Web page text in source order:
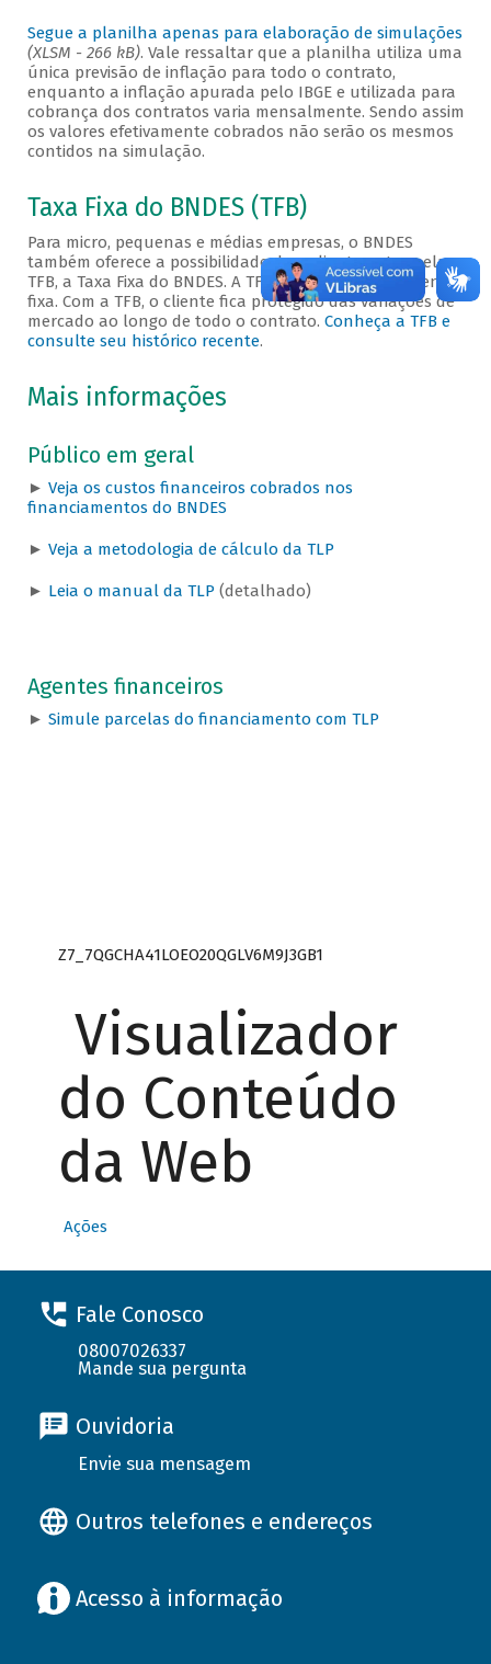
Segue a planilha apenas para elaboração de simulações
(XLSM - 266 kB). Vale ressaltar que a planilha utiliza uma
única previsão de inflação para todo o contrato,
enquanto a inflação apurada pelo IBGE e utilizada para
cobrança dos contratos varia mensalmente. Sendo assim
os valores efetivamente cobrados não serão os mesmos
contidos na simulação.
Taxa Fixa do BNDES (TFB)
Para micro, pequenas e médias empresas, o BNDES
também oferece a possibilidade de o cliente optar pela
TFB, a Taxa Fixa do BNDES. A TFB é uma taxa totalmente
fixa. Com a TFB, o cliente fica protegido das variações de
mercado ao longo de todo o contrato. Conheça a TFB e
consulte seu histórico recente.
Mais informações
Público em geral
► Veja os custos financeiros cobrados nos
financiamentos do BNDES
► Veja a metodologia de cálculo da TLP
► Leia o manual da TLP (detalhado)
Agentes financeiros
► Simule parcelas do financiamento com TLP
Z7_7QGCHA41LOEO20QGLV6M9J3GB1
Visualizador
do Conteúdo
da Web
Ações
Fale Conosco
08007026337
Mande sua pergunta
Ouvidoria
Envie sua mensagem
Outros telefones e endereços
Acesso à informação